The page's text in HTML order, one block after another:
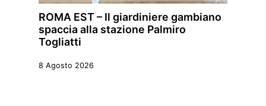
ROMA EST – Il giardiniere gambiano
spaccia alla stazione Palmiro
Togliatti
8 Agosto 2026